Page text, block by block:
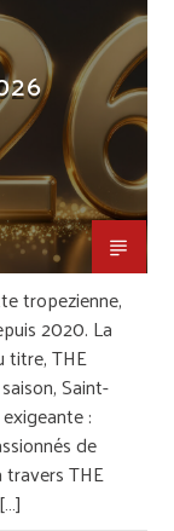
tropezienne,
2020. La
titre, THE
Saint-
:
de
THE